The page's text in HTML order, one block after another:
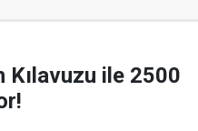
Kılavuzu ile 2500